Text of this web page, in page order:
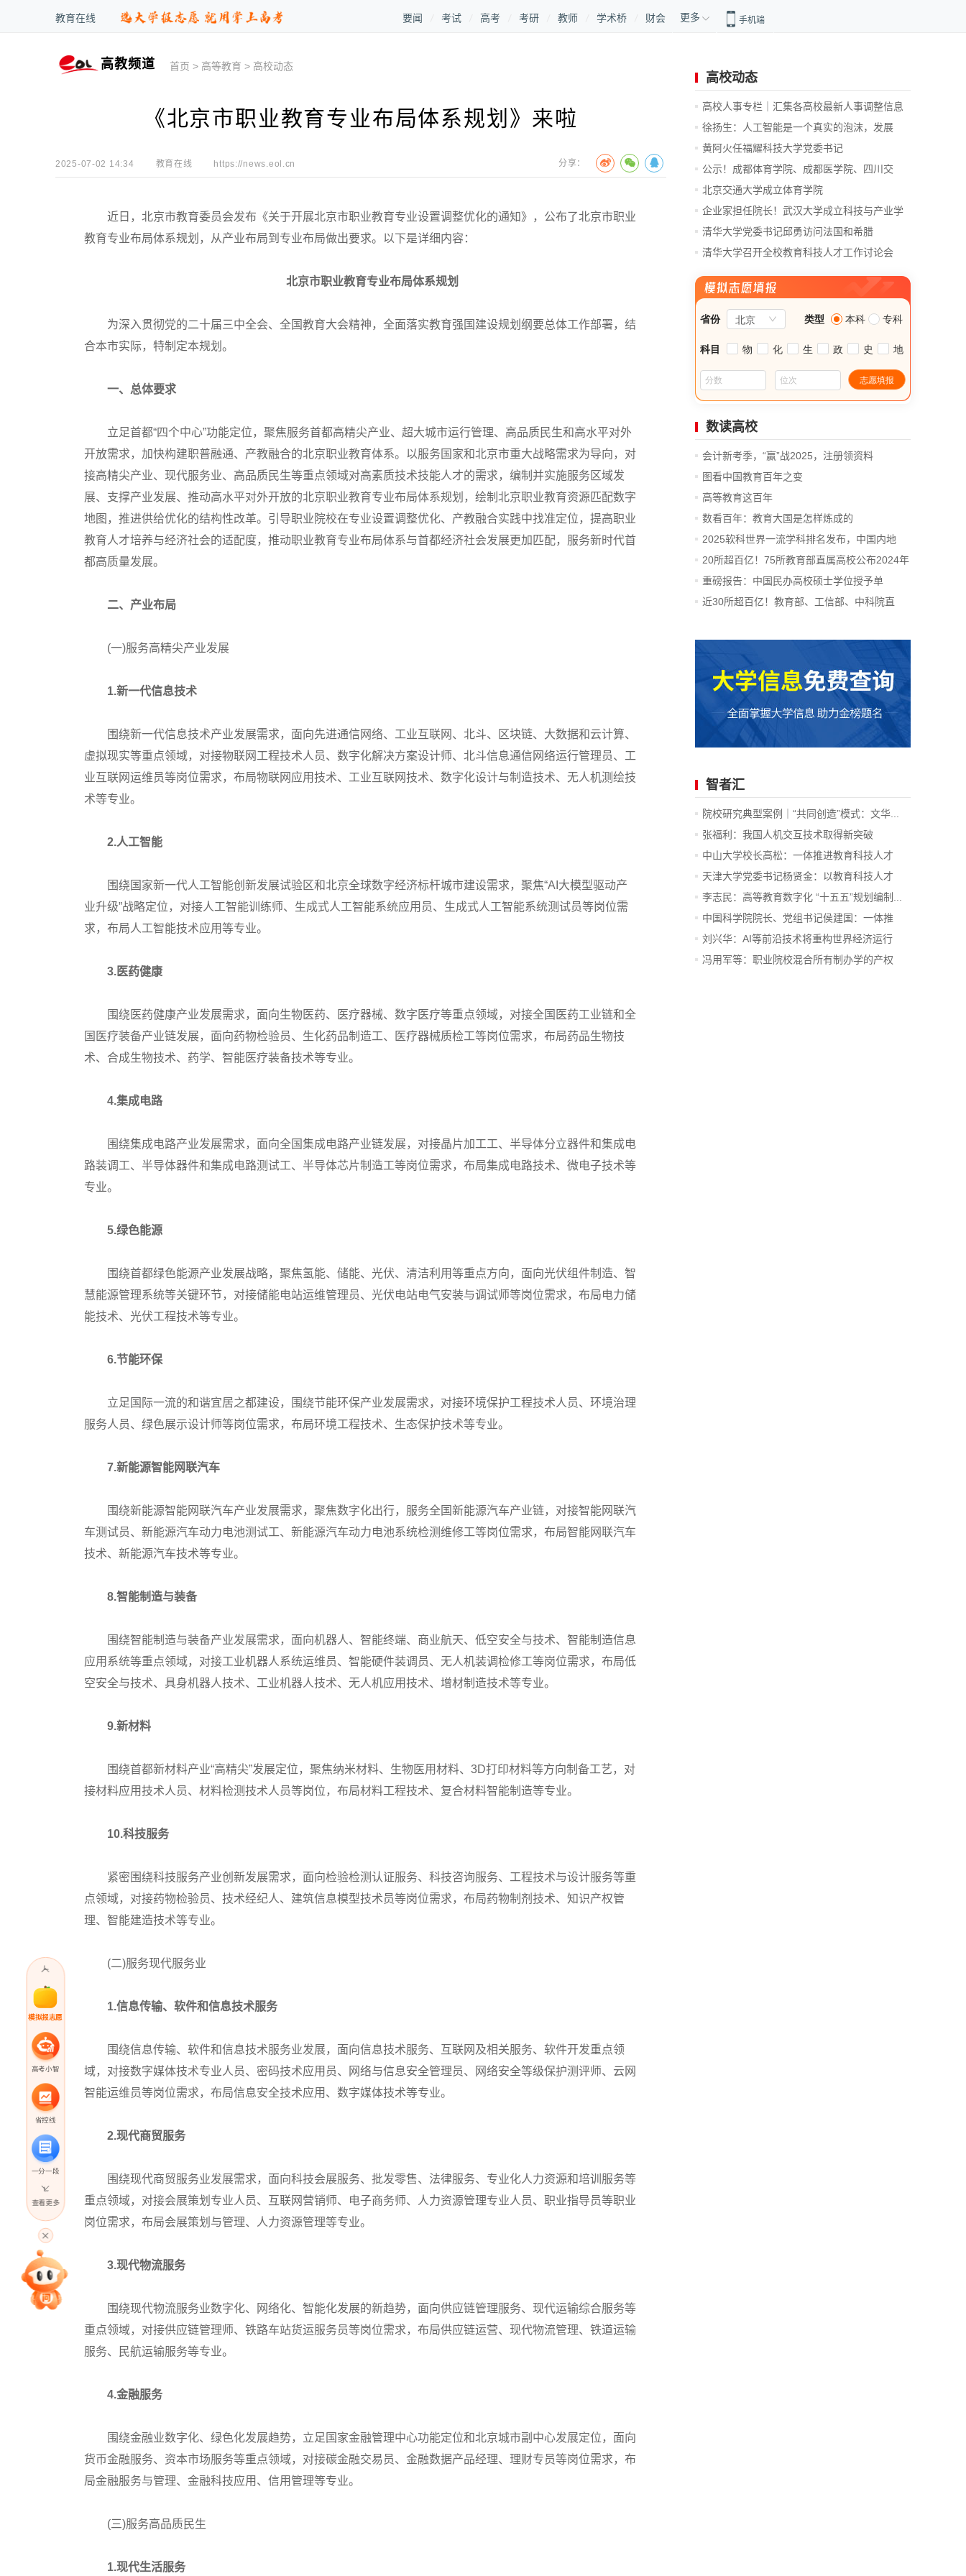
教育在线 要闻 考试 高考 考研 教师 学术桥 财会 更多 手机端
高教频道 首页 > 高等教育 > 高校动态
《北京市职业教育专业布局体系规划》来啦
2025-07-02 14:34 教育在线 https://news.eol.cn 分享：
近日，北京市教育委员会发布《关于开展北京市职业教育专业设置调整优化的通知》，公布了北京市职业
教育专业布局体系规划，从产业布局到专业布局做出要求。以下是详细内容：
北京市职业教育专业布局体系规划
为深入贯彻党的二十届三中全会、全国教育大会精神，全面落实教育强国建设规划纲要总体工作部署，结
合本市实际，特制定本规划。
一、总体要求
立足首都“四个中心”功能定位，聚焦服务首都高精尖产业、超大城市运行管理、高品质民生和高水平对外
开放需求，加快构建职普融通、产教融合的北京职业教育体系。以服务国家和北京市重大战略需求为导向，对
接高精尖产业、现代服务业、高品质民生等重点领域对高素质技术技能人才的需求，编制并实施服务区域发
展、支撑产业发展、推动高水平对外开放的北京职业教育专业布局体系规划，绘制北京职业教育资源匹配数字
地图，推进供给优化的结构性改革。引导职业院校在专业设置调整优化、产教融合实践中找准定位，提高职业
教育人才培养与经济社会的适配度，推动职业教育专业布局体系与首都经济社会发展更加匹配，服务新时代首
都高质量发展。
二、产业布局
(一)服务高精尖产业发展
1.新一代信息技术
围绕新一代信息技术产业发展需求，面向先进通信网络、工业互联网、北斗、区块链、大数据和云计算、
虚拟现实等重点领域，对接物联网工程技术人员、数字化解决方案设计师、北斗信息通信网络运行管理员、工
业互联网运维员等岗位需求，布局物联网应用技术、工业互联网技术、数字化设计与制造技术、无人机测绘技
术等专业。
2.人工智能
围绕国家新一代人工智能创新发展试验区和北京全球数字经济标杆城市建设需求，聚焦“AI大模型驱动产
业升级”战略定位，对接人工智能训练师、生成式人工智能系统应用员、生成式人工智能系统测试员等岗位需
求，布局人工智能技术应用等专业。
3.医药健康
围绕医药健康产业发展需求，面向生物医药、医疗器械、数字医疗等重点领域，对接全国医药工业链和全
国医疗装备产业链发展，面向药物检验员、生化药品制造工、医疗器械质检工等岗位需求，布局药品生物技
术、合成生物技术、药学、智能医疗装备技术等专业。
4.集成电路
围绕集成电路产业发展需求，面向全国集成电路产业链发展，对接晶片加工工、半导体分立器件和集成电
路装调工、半导体器件和集成电路测试工、半导体芯片制造工等岗位需求，布局集成电路技术、微电子技术等
专业。
5.绿色能源
围绕首都绿色能源产业发展战略，聚焦氢能、储能、光伏、清洁利用等重点方向，面向光伏组件制造、智
慧能源管理系统等关键环节，对接储能电站运维管理员、光伏电站电气安装与调试师等岗位需求，布局电力储
能技术、光伏工程技术等专业。
6.节能环保
立足国际一流的和谐宜居之都建设，围绕节能环保产业发展需求，对接环境保护工程技术人员、环境治理
服务人员、绿色展示设计师等岗位需求，布局环境工程技术、生态保护技术等专业。
7.新能源智能网联汽车
围绕新能源智能网联汽车产业发展需求，聚焦数字化出行，服务全国新能源汽车产业链，对接智能网联汽
车测试员、新能源汽车动力电池测试工、新能源汽车动力电池系统检测维修工等岗位需求，布局智能网联汽车
技术、新能源汽车技术等专业。
8.智能制造与装备
围绕智能制造与装备产业发展需求，面向机器人、智能终端、商业航天、低空安全与技术、智能制造信息
应用系统等重点领域，对接工业机器人系统运维员、智能硬件装调员、无人机装调检修工等岗位需求，布局低
空安全与技术、具身机器人技术、工业机器人技术、无人机应用技术、增材制造技术等专业。
9.新材料
围绕首都新材料产业“高精尖”发展定位，聚焦纳米材料、生物医用材料、3D打印材料等方向制备工艺，对
接材料应用技术人员、材料检测技术人员等岗位，布局材料工程技术、复合材料智能制造等专业。
10.科技服务
紧密围绕科技服务产业创新发展需求，面向检验检测认证服务、科技咨询服务、工程技术与设计服务等重
点领域，对接药物检验员、技术经纪人、建筑信息模型技术员等岗位需求，布局药物制剂技术、知识产权管
理、智能建造技术等专业。
(二)服务现代服务业
1.信息传输、软件和信息技术服务
围绕信息传输、软件和信息技术服务业发展，面向信息技术服务、互联网及相关服务、软件开发重点领
域，对接数字媒体技术专业人员、密码技术应用员、网络与信息安全管理员、网络安全等级保护测评师、云网
智能运维员等岗位需求，布局信息安全技术应用、数字媒体技术等专业。
2.现代商贸服务
围绕现代商贸服务业发展需求，面向科技会展服务、批发零售、法律服务、专业化人力资源和培训服务等
重点领域，对接会展策划专业人员、互联网营销师、电子商务师、人力资源管理专业人员、职业指导员等职业
岗位需求，布局会展策划与管理、人力资源管理等专业。
3.现代物流服务
围绕现代物流服务业数字化、网络化、智能化发展的新趋势，面向供应链管理服务、现代运输综合服务等
重点领域，对接供应链管理师、铁路车站货运服务员等岗位需求，布局供应链运营、现代物流管理、铁道运输
服务、民航运输服务等专业。
4.金融服务
围绕金融业数字化、绿色化发展趋势，立足国家金融管理中心功能定位和北京城市副中心发展定位，面向
货币金融服务、资本市场服务等重点领域，对接碳金融交易员、金融数据产品经理、理财专员等岗位需求，布
局金融服务与管理、金融科技应用、信用管理等专业。
(三)服务高品质民生
1.现代生活服务
高校动态
高校人事专栏｜汇集各高校最新人事调整信息
徐扬生：人工智能是一个真实的泡沫，发展
前...
黄阿火任福耀科技大学党委书记
公示！成都体育学院、成都医学院、四川交
通...
北京交通大学成立体育学院
企业家担任院长！武汉大学成立科技与产业学
院
清华大学党委书记邱勇访问法国和希腊
清华大学召开全校教育科技人才工作讨论会
数读高校
会计新考季，“赢”战2025，注册领资料
图看中国教育百年之变
高等教育这百年
数看百年：教育大国是怎样炼成的
2025软科世界一流学科排名发布，中国内地
14...
20所超百亿！75所教育部直属高校公布2024年
决算
重磅报告：中国民办高校硕士学位授予单
位、...
近30所超百亿！教育部、工信部、中科院直
智者汇
院校研究典型案例｜“共同创造”模式：文华...
张福利：我国人机交互技术取得新突破
中山大学校长高松：一体推进教育科技人才
发...
天津大学党委书记杨贤金：以教育科技人才
一...
李志民：高等教育数字化 “十五五”规划编制...
中国科学院院长、党组书记侯建国：一体推
进...
刘兴华：AI等前沿技术将重构世界经济运行
底...
冯用军等：职业院校混合所有制办学的产权
模拟报志愿
高考小智
省控线
一分一段
高考直播
专家指导课
查看更多